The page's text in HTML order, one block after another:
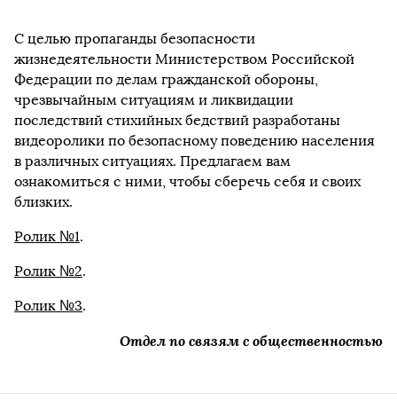
С целью пропаганды безопасности
жизнедеятельности Министерством Российской
Федерации по делам гражданской обороны,
чрезвычайным ситуациям и ликвидации
последствий стихийных бедствий разработаны
видеоролики по безопасному поведению населения
в различных ситуациях. Предлагаем вам
ознакомиться с ними, чтобы сберечь себя и своих
близких.
Ролик №1.
Ролик №2.
Ролик №3.
Отдел по связям с общественностью